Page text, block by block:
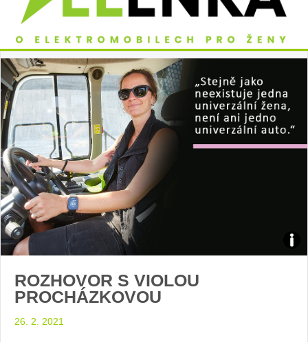
ROZHOVOR S VIOLOU
PROCHÁZKOVOU
26. 2. 2021